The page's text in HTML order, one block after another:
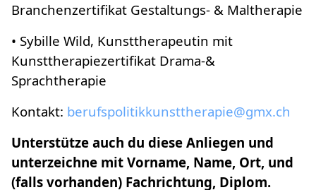
Branchenzertifikat Gestaltungs- & Maltherapie
• Sybille Wild, Kunsttherapeutin mit
Kunsttherapiezertifikat Drama-&
Sprachtherapie
Kontakt: berufspolitikkunsttherapie@gmx.ch
Unterstütze auch du diese Anliegen und
unterzeichne mit Vorname, Name, Ort, und
(falls vorhanden) Fachrichtung, Diplom.